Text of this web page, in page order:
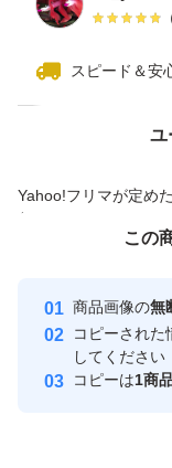
ンすると認証できま
対応環境
macOS（Intel/
す。Parallels／
商品について
・アカウント登録
スピード＆安
ユ
Yahoo!フリマが定め
付与しています
安心取引出品者
取引実績
価格の相
この
商品画像の無
コピーされた
してください
コピーは1商
この商品をみてい